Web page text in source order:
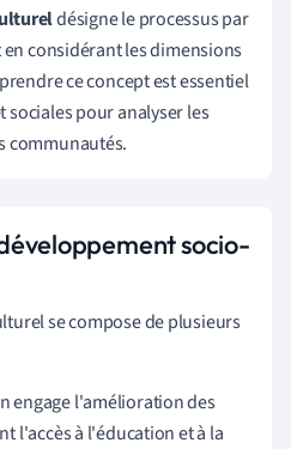
désigne le processus par
considérant les dimensions
ce concept est essentiel
sociales pour analyser les
communautés.
socio-
se compose de plusieurs
engage l'amélioration des
l'accès à l'éducation et à la